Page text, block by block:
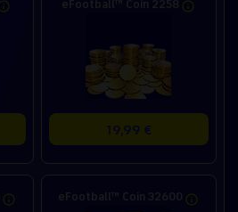
19,99 €
eFootball™ Coin 32600